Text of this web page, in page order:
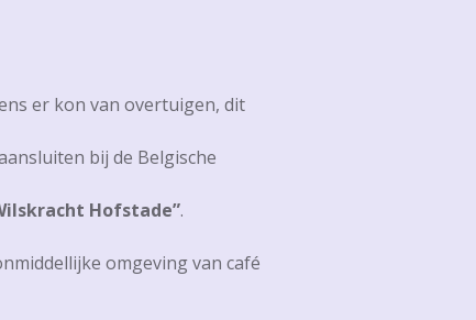
er kon van overtuigen, dit
bij de Belgische
Hofstade”.
omgeving van café